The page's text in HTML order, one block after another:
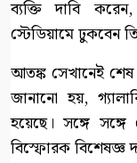
ব্যক্তি দাবি
স্টেডিয়ামে ঢুকবেন
আতঙ্ক সেখানেই
জানানো হয়,
হয়েছে। সঙ্গে
বিস্ফোরক বিশেষজ্ঞ